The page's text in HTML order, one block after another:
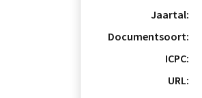
Jaartal:
Documentsoort:
ICPC:
URL: